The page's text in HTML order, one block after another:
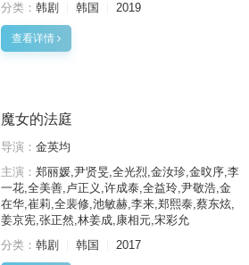
分类： 韩剧 韩国 2019
查看详情
魔女的法庭
导演： 金英均
主演： 郑丽媛,尹贤旻,全光烈,金汝珍,金旼序,李
一花,全美善,卢正义,许成泰,全益玲,尹敬浩,金
在华,崔莉,全裴修,池敏赫,李来,郑熙泰,蔡东炫,
姜京宪,张正然,林姜成,康相元,宋彩允
分类： 韩剧 韩国 2017